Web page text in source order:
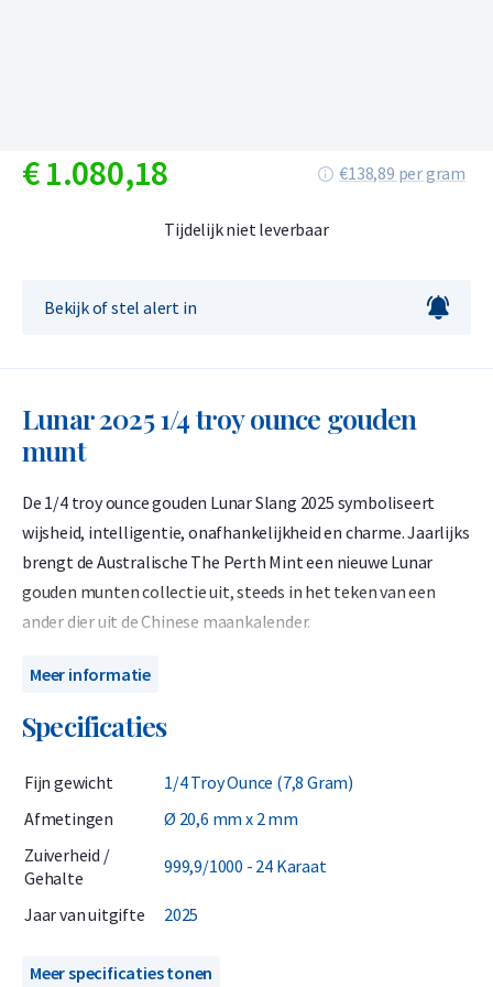
€1.080,18 €138,89 per gram
Tijdelijk niet leverbaar
Bekijk of stel alert in
Lunar 2025 1/4 troy ounce gouden
munt
De 1/4 troy ounce gouden Lunar Slang 2025 symboliseert
wijsheid, intelligentie, onafhankelijkheid en charme. Jaarlijks
brengt de Australische The Perth Mint een nieuwe Lunar
gouden munten collectie uit, steeds in het teken van een
ander dier uit de Chinese maankalender.
Deze uitzonderlijk mooie en exclusieve beleggingsmunten
en symboliek. De gouden munten uit de Lunar collectie zijn
beschermende harde plastic muntcapsule. De 1/4 troy ounce
gouden munt heeft een fijngewicht van 7,777 gram 24
Door de LBMA accreditatie zijn alle munten van The Perth
Meer informatie
Specificaties
Fijn gewicht
1/4 Troy Ounce (7,8 Gram)
Afmetingen
Ø 20,6 mm x 2 mm
Zuiverheid /
Gehalte
999,9/1000 - 24 Karaat
Jaar van uitgifte 2025
Meer specificaties tonen